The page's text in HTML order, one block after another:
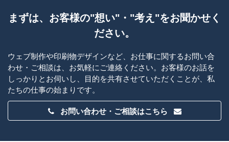
まずは、お客様の"想い"・"考え"をお聞かせく
ださい。
ウェブ制作や印刷物デザインなど、お仕事に関するお問い合
わせ・ご相談は、お気軽にご連絡ください。お客様のお話を
しっかりとお伺いし、目的を共有させていただくことが、私
たちの仕事の始まりです。
お問い合わせ・ご相談はこちら